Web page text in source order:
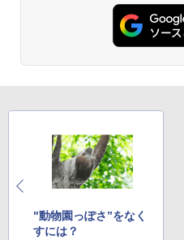
"動物園っぽさ”をなく
すには？